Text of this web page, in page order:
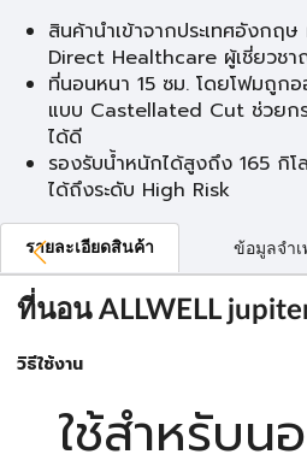
สินค้านำเข้าจากประเทศอังกฤ
Direct Healthcare ผู้เชี่ยวช
ที่นอนหนา 15 ซม. โดยโฟมถูก
แบบ Castellated Cut ช่วยก
ได้ดี
รองรับน้ำหนักได้สูงถึง 165 กิ
ได้ถึงระดับ High Risk
รายละเอียดสินค้า ข้อมูลจำเ
ที่นอน ALLWELL
วิธีใช้งาน
ใช้สำหรับน